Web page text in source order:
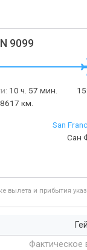
9099
10 ч. 57 мин.
8617 км.
San
Сан
вылета и прибытия
Фактическое